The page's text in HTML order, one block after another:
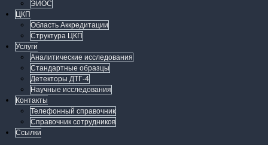
ЭИОС
ЦКП
Область Аккредитации
Структура ЦКП
Услуги
Аналитические исследования
Стандартные образцы
Детекторы ДТГ-4
Научные исследования
Контакты
Телефонный справочник
Справочник сотрудников
Ссылки